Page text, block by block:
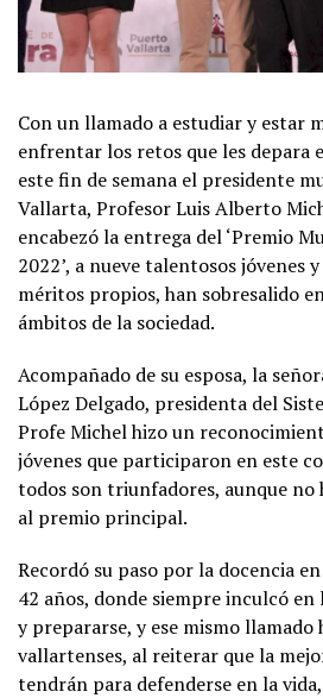
Con un llamado a estudiar y estar
enfrentar los retos que les depara
este fin de semana el presidente
Vallarta, Profesor Luis Alberto
encabezó la entrega del ‘Premio
2022’, a nueve talentosos jóvenes
méritos propios, han sobresalido
ámbitos de la sociedad.
Acompañado de su esposa, la
López Delgado, presidenta del
Profe Michel hizo un
jóvenes que participaron en este
todos son triunfadores, aunque no
al premio principal.
Recordó su paso por la docencia
42 años, donde siempre inculcó
y prepararse, y ese mismo llamado
vallartenses, al reiterar que la
tendrán para defenderse en la